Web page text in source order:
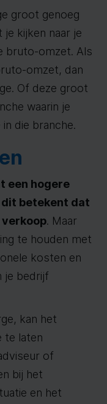
groot genoeg
kijken naar je
bruto-omzet. Als
omzet, dan
Of deze groot
waarin je
die branche.
een hogere
betekent dat
verkoop. Maar
te houden met
kosten en
je bedrijf
kan het
te laten
of
bij het
en het